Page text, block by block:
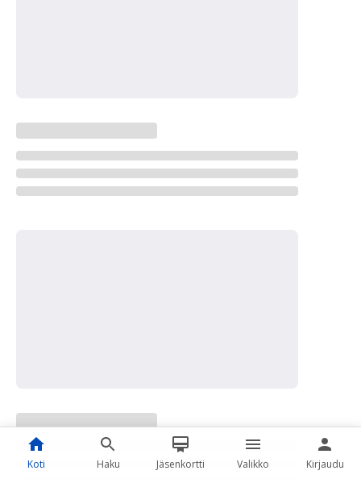
Koti Haku Jäsenkortti Valikko Kirjaudu